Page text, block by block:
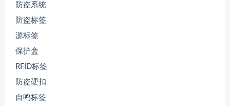
防盗系统
防盗标签
源标签
保护盒
RFID标签
防盗硬扣
自鸣标签